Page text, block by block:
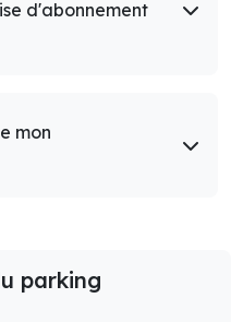
d'abonnement
mon
parking